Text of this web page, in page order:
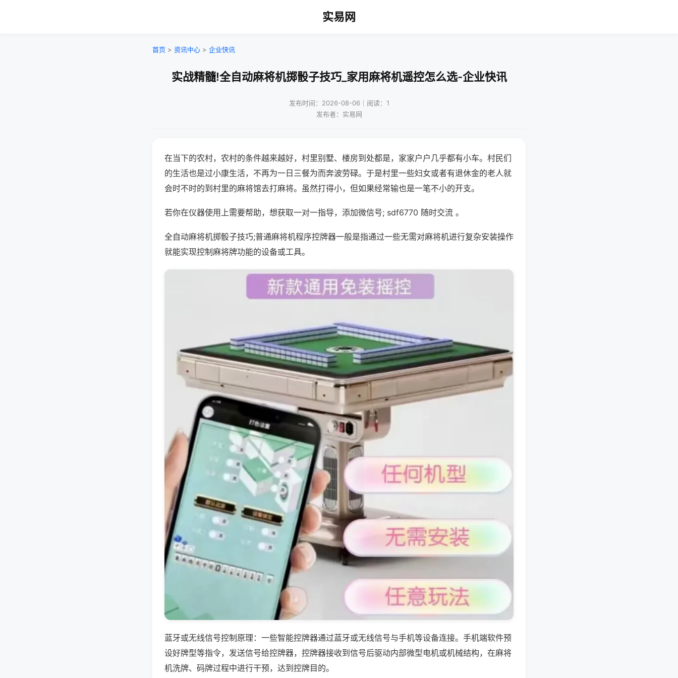
实易网
首页 > 资讯中心 > 企业快讯
实战精髓!全自动麻将机掷骰子技巧_家用麻将机遥控怎么选-企业快讯
发布时间：2026-08-06｜阅读：1
发布者：实易网
在当下的农村，农村的条件越来越好，村里别墅、楼房到处都是，家家户户几乎都有小车。村民们
的生活也是过小康生活，不再为一日三餐为而奔波劳碌。于是村里一些妇女或者有退休金的老人就
会时不时的到村里的麻将馆去打麻将。虽然打得小，但如果经常输也是一笔不小的开支。
若你在仪器使用上需要帮助，想获取一对一指导，添加微信号; sdf6770 随时交流 。
全自动麻将机掷骰子技巧;普通麻将机程序控牌器一般是指通过一些无需对麻将机进行复杂安装操作
就能实现控制麻将牌功能的设备或工具。
蓝牙或无线信号控制原理：一些智能控牌器通过蓝牙或无线信号与手机等设备连接。手机端软件预
设好牌型等指令，发送信号给控牌器，控牌器接收到信号后驱动内部微型电机或机械结构，在麻将
机洗牌、码牌过程中进行干预，达到控牌目的。